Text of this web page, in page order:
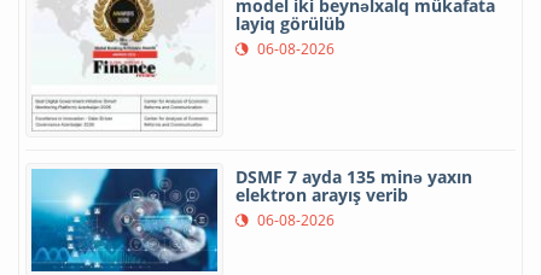
model iki beynəlxalq mükafata
layiq görülüb
06-08-2026
DSMF 7 ayda 135 minə yaxın
elektron arayış verib
06-08-2026